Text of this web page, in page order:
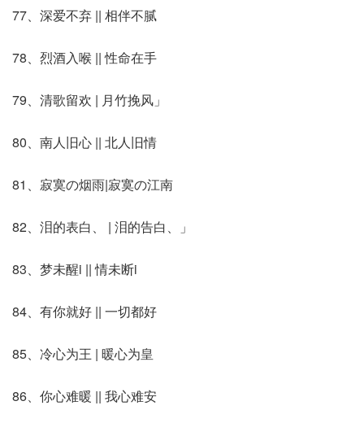
77、深爱不弃 || 相伴不腻
78、烈酒入喉 || 性命在手
79、清歌留欢 | 月竹挽风」
80、南人旧心 || 北人旧情
81、寂寞の烟雨|寂寞の江南
82、泪的表白、 | 泪的告白、」
83、梦未醒i || 情未断i
84、有你就好 || 一切都好
85、冷心为王 | 暖心为皇
86、你心难暖 || 我心难安